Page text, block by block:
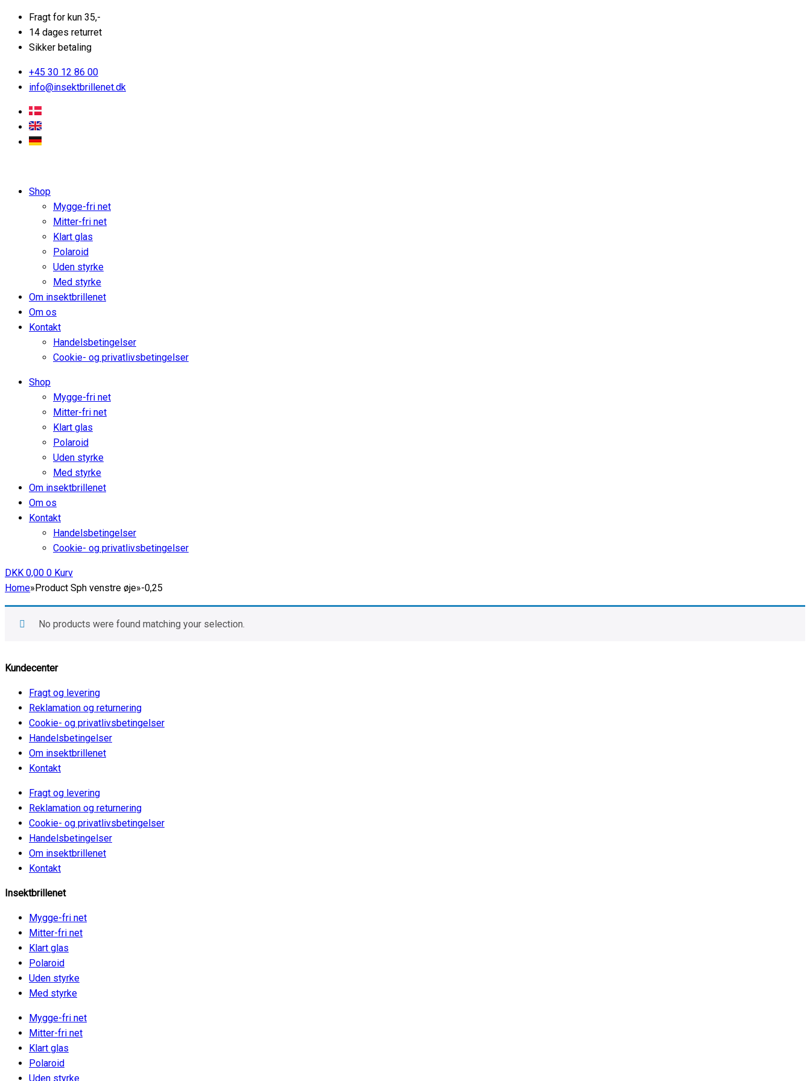
Fragt for kun 35,-
14 dages returret
Sikker betaling
+45 30 12 86 00
info@insektbrillenet.dk
Shop
Mygge-fri net
Mitter-fri net
Klart glas
Polaroid
Uden styrke
Med styrke
Om insektbrillenet
Om os
Kontakt
Handelsbetingelser
Cookie- og privatlivsbetingelser
Shop
Mygge-fri net
Mitter-fri net
Klart glas
Polaroid
Uden styrke
Med styrke
Om insektbrillenet
Om os
Kontakt
Handelsbetingelser
Cookie- og privatlivsbetingelser
DKK 0,00 0 Kurv
Home»Product Sph venstre øje»-0,25
No products were found matching your selection.
Kundecenter
Fragt og levering
Reklamation og returnering
Cookie- og privatlivsbetingelser
Handelsbetingelser
Om insektbrillenet
Kontakt
Fragt og levering
Reklamation og returnering
Cookie- og privatlivsbetingelser
Handelsbetingelser
Om insektbrillenet
Kontakt
Insektbrillenet
Mygge-fri net
Mitter-fri net
Klart glas
Polaroid
Uden styrke
Med styrke
Mygge-fri net
Mitter-fri net
Klart glas
Polaroid
Uden styrke